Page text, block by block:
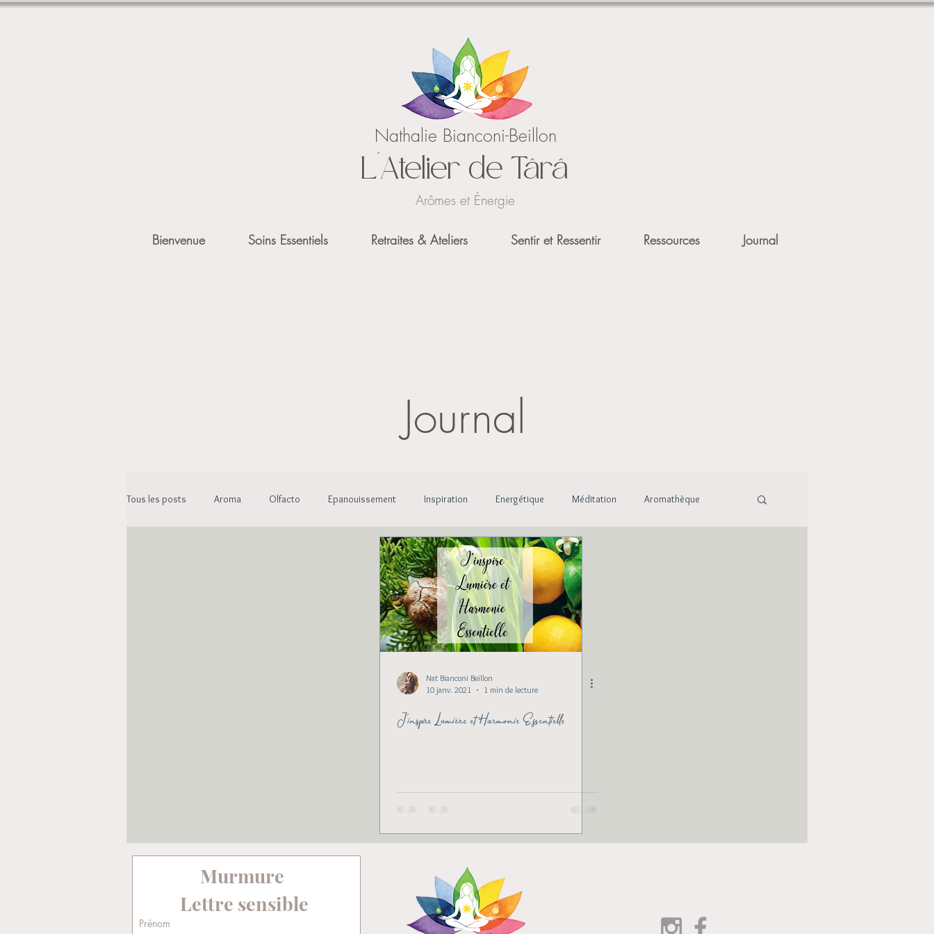
Nathalie Bianconi-Beillon
L'Atelier de Târâ
Arômes et Énergie
Bienvenue Soins Essentiels Retraites & Ateliers Sentir et Ressentir Ressources Journal
Journal
Tous les posts Aroma Olfacto Epanouissement Inspiration Energétique Méditation Aromathèque
Oracle Essentiel Lieux essentiels Livre
Nat Bianconi Beillon
10 janv. 2021
1 min de lecture
J'inspire Lumière et Harmonie Essentielle
Murmure
Lettre sensible
Prénom